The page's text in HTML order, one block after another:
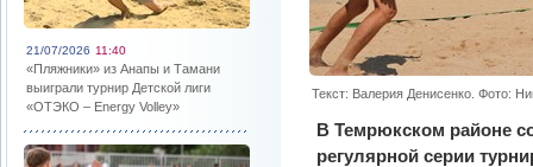
21/07/2026 11:40
«Пляжники» из Анапы и Тамани
выиграли турнир Детской лиги
«ОТЭКО – Energy Volley»
Текст: Валерия Денисенко. Фото:
В Темрюкском районе
регулярной серии